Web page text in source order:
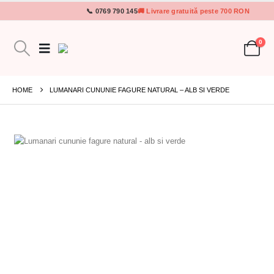
📞 0769 790 145🚚 Livrare gratuită peste 700 RON
0
HOME LUMANARI CUNUNIE FAGURE NATURAL – ALB SI VERDE